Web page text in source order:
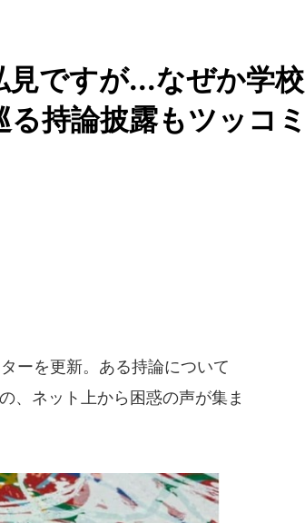
ですが...なぜか学校
持論披露もツッコミ
ーを更新。ある持論について
、ネット上から困惑の声が集ま